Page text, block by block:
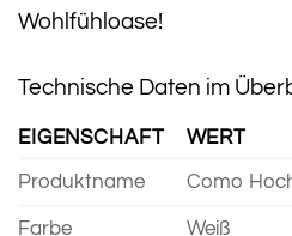
Wohlfühloase!
Technische Daten im
EIGENSCHAFT WERT
Produktname Como
Farbe Weiß